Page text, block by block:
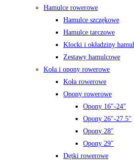
Hamulce rowerowe
Hamulce szczękowe
Hamulce tarczowe
Klocki i okładziny
Zestawy hamulcowe
Koła i opony rowerowe
Koła rowerowe
Opony rowerowe
Opony 16″-24″
Opony 26″-27.5″
Opony 28″
Opony 29″
Dętki rowerowe